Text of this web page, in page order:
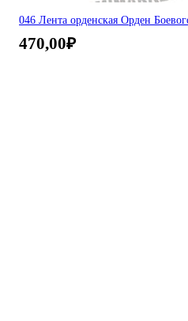
046 Лента орденская Орден
470,00₽